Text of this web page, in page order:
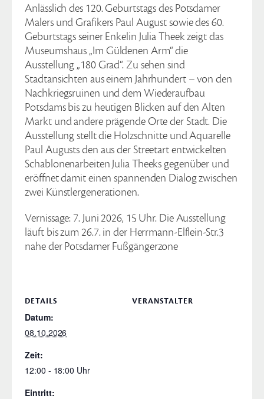
Anlässlich des 120. Geburtstags des Potsdamer
Malers und Grafikers Paul August sowie des 60.
Geburtstags seiner Enkelin Julia Theek zeigt das
Museumshaus „Im Güldenen Arm“ die
Ausstellung „180 Grad“. Zu sehen sind
Stadtansichten aus einem Jahrhundert – von den
Nachkriegsruinen und dem Wiederaufbau
Potsdams bis zu heutigen Blicken auf den Alten
Markt und andere prägende Orte der Stadt. Die
Ausstellung stellt die Holzschnitte und Aquarelle
Paul Augusts den aus der Streetart entwickelten
Schablonenarbeiten Julia Theeks gegenüber und
eröffnet damit einen spannenden Dialog zwischen
zwei Künstlergenerationen.
Vernissage: 7. Juni 2026, 15 Uhr. Die Ausstellung
läuft bis zum 26.7. in der Herrmann-Elflein-Str.3
nahe der Potsdamer Fußgängerzone
DETAILS
Datum:
08.10.2026
Zeit:
12:00 - 18:00
Eintritt:
VERANSTALTER